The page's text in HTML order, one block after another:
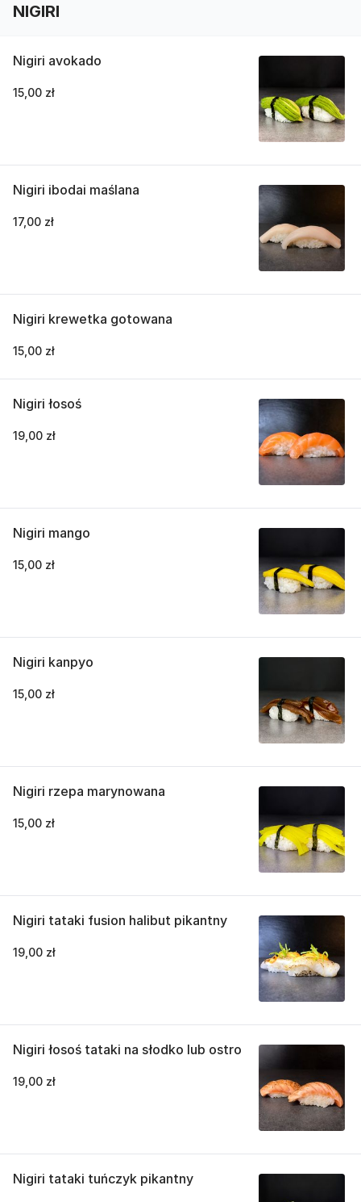
NIGIRI
Nigiri avokado
15,00 zł
Nigiri ibodai maślana
17,00 zł
Nigiri krewetka gotowana
15,00 zł
Nigiri łosoś
19,00 zł
Nigiri mango
15,00 zł
Nigiri kanpyo
15,00 zł
Nigiri rzepa marynowana
15,00 zł
Nigiri tataki fusion halibut pikantny
19,00 zł
Nigiri łosoś tataki na słodko lub ostro
19,00 zł
Nigiri tataki tuńczyk pikantny